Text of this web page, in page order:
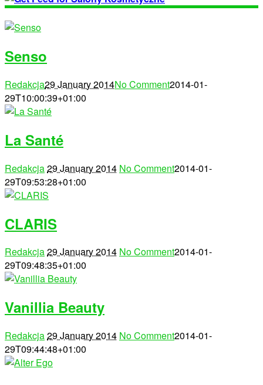
Senso
Redakcja29 January 2014No Comment2014-01-
29T10:00:39+01:00
La Santé
Redakcja29 January 2014 No Comment2014-01-
29T09:53:28+01:00
CLARIS
Redakcja29 January 2014 No Comment2014-01-
29T09:48:35+01:00
Vanillia Beauty
Redakcja29 January 2014 No Comment2014-01-
29T09:44:48+01:00